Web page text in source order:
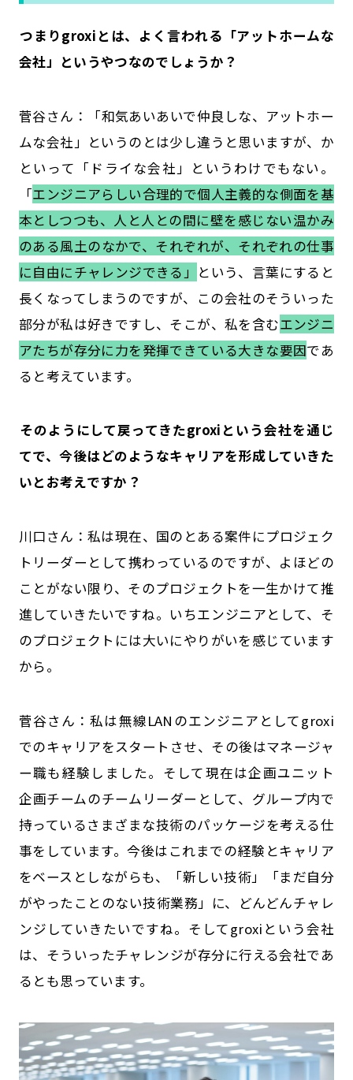
――つまりgroxiとは、よく言われる「アットホームな
会社」というやつなのでしょうか？
菅谷さん：「和気あいあいで仲良しな、アットホー
ムな会社」というのとは少し違うと思いますが、か
といって「ドライな会社」というわけでもない。
「エンジニアらしい合理的で個人主義的な側面を基
本としつつも、人と人との間に壁を感じない温かみ
のある風土のなかで、それぞれが、それぞれの仕事
に自由にチャレンジできる」 という、言葉にすると
長くなってしまうのですが、この会社のそういった
部分が私は好きですし、そこが、私を含むエンジニ
アたちが存分に力を発揮できている大きな要因であ
ると考えています。
――そのようにして戻ってきたgroxiという会社を通じ
てで、今後はどのようなキャリアを形成していきた
いとお考えですか？
川口さん：私は現在、国のとある案件にプロジェク
トリーダーとして携わっているのですが、よほどの
ことがない限り、そのプロジェクトを一生かけて推
進していきたいですね。いちエンジニアとして、そ
のプロジェクトには大いにやりがいを感じています
から。
菅谷さん：私は無線LANのエンジニアとしてgroxi
でのキャリアをスタートさせ、その後はマネージャ
ー職も経験しました。そして現在は企画ユニット
企画チームのチームリーダーとして、グループ内で
持っているさまざまな技術のパッケージを考える仕
事をしています。今後はこれまでの経験とキャリア
をベースとしながらも、「新しい技術」「まだ自分
がやったことのない技術業務」に、どんどんチャレ
ンジしていきたいですね。そしてgroxiという会社
は、そういったチャレンジが存分に行える会社であ
るとも思っています。